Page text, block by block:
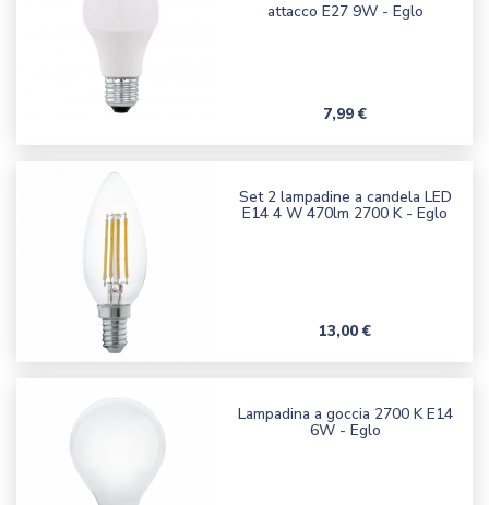
attacco E27 9W - Eglo
Prezzo
7,99 €
Set 2 lampadine a candela LED
E14 4 W 470lm 2700 K - Eglo
Prezzo
13,00 €
Lampadina a goccia 2700 K E14
6W - Eglo